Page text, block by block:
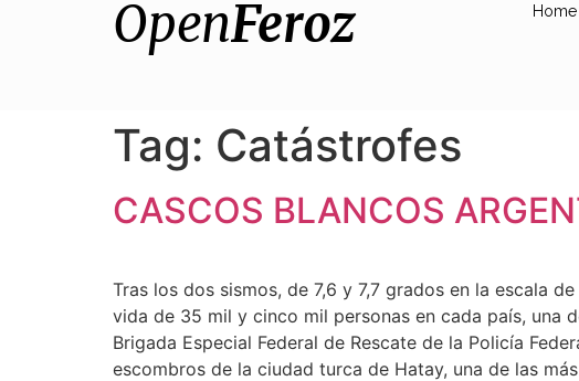
OpenFeroz Home
Tag: Catástrofes
CASCOS BLANCOS
Tras los dos sismos, de 7,6 y 7,7 grados en la escala
vida de 35 mil y cinco mil personas en cada país, una
Brigada Especial Federal de Rescate de la Policía
escombros de la ciudad turca de Hatay, una de las